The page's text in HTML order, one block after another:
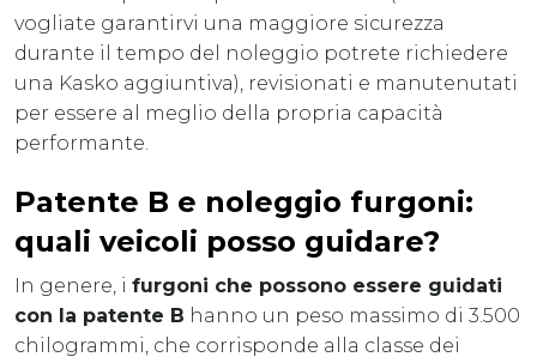
vogliate garantirvi una maggiore sicurezza
durante il tempo del noleggio potrete richiedere
una Kasko aggiuntiva), revisionati e manutenutati
per essere al meglio della propria capacità
performante.
Patente B e noleggio furgoni:
quali veicoli posso guidare?
In genere, i furgoni che possono essere guidati
con la patente B hanno un peso massimo di 3.500
chilogrammi, che corrisponde alla classe dei